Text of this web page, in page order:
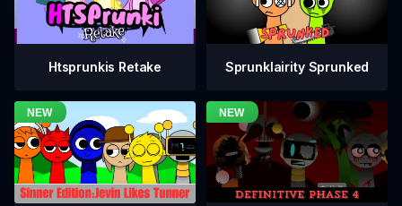
Htsprunkis Retake Sprunklairity Sprunked